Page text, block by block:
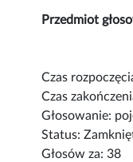
Przedmiot
Czas
Czas
Głosowanie:
Status:
Głosów za: 38